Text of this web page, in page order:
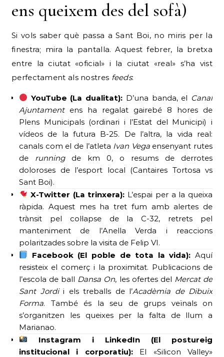
ens queixem des del sofà)
Si vols saber què passa a Sant Boi, no miris per la
finestra; mira la pantalla. Aquest febrer, la bretxa
entre la ciutat «oficial» i la ciutat «real» s’ha vist
perfectament als nostres feeds:
YouTube (La dualitat): D’una banda, el Canal
Ajuntamentens ha regalat gairebé 8 hores de
Plens Municipals (ordinari i l’Estat del Municipi) i
vídeos de la futura B-25. De l’altra, la vida real:
canals com el de l’atleta Ivan Vegaensenyant rutes
de runningde km 0, o resums de derrotes
doloroses de l’esport local (Cantaires Tortosa vs
Sant Boi).
X-Twitter (La trinxera): L’espai per a la queixa
ràpida. Aquest mes ha tret fum amb alertes de
trànsit pel col·lapse de la C-32, retrets pel
manteniment de l’Anella Verda i reaccions
polaritzades sobre la visita de Felip VI.
Facebook (El poble de tota la vida): Aquí
resisteix el comerç i la proximitat. Publicacions de
l’escola de ball Dansa On, les ofertes del Mercat de
Sant Jordii els treballs de l’Acadèmia de Dibuix
Forma. També és la seu de grups veïnals on
s’organitzen les queixes per la falta de llum a
Marianao.
Instagram i LinkedIn (El postureig
institucional i corporatiu):El «Silicon Valley»